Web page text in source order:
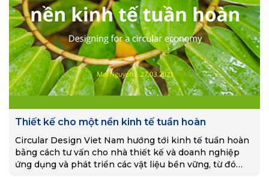
Thiết kế cho một nền kinh tế tuần hoàn
Circular Design Viet Nam hướng tới kinh tế tuần hoàn
bằng cách tư vấn cho nhà thiết kế và doanh nghiệp
ứng dụng và phát triển các vật liệu bền vững, từ đó